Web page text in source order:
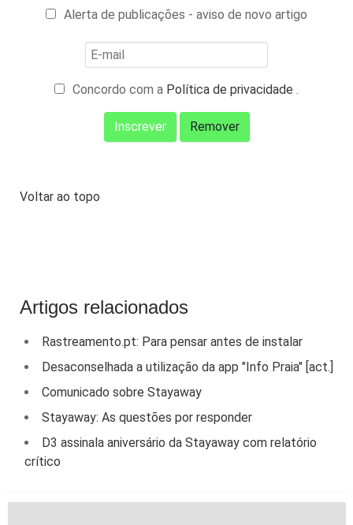
Alerta de publicações - aviso de novo artigo
Concordo com a Política de privacidade .
Voltar ao topo
Artigos relacionados
Rastreamento.pt: Para pensar antes de instalar
Desaconselhada a utilização da app "Info Praia" [act.]
Comunicado sobre Stayaway
Stayaway: As questões por responder
D3 assinala aniversário da Stayaway com relatório
crítico